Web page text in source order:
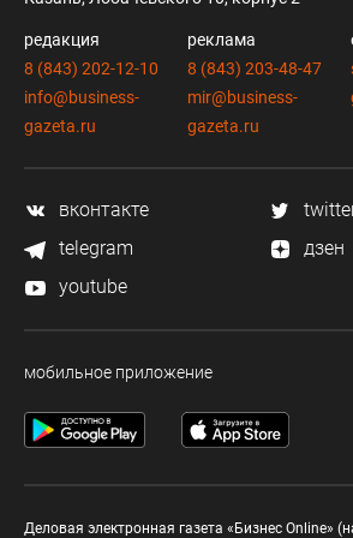
редакция
8 (843) 202-12-10
info@business-
gazeta.ru
реклама
8 (843) 203-48-47
mir@business-
gazeta.ru
вконтакте
telegram
дзен
youtube
мобильное приложение
Деловая электронная газета «Бизнес Online»